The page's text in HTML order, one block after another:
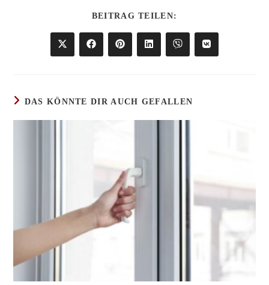
BEITRAG TEILEN:
TEILEN
Öffnet
in
Öffnet
in
Öffnet
in
Öffnet
in
Öffnet
in
Öffnet
in
DAS KÖNNTE DIR AUCH GEFALLEN